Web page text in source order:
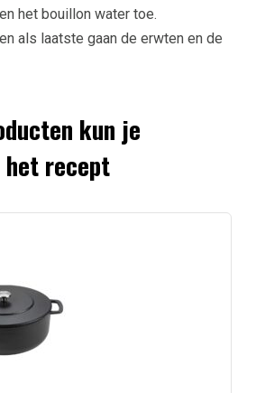
het bouillon water toe.
als laatste gaan de erwten en de
kun je
recept